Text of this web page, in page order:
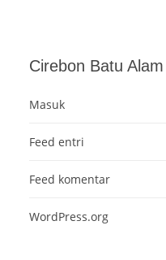
Cirebon Batu Alam
Masuk
Feed entri
Feed komentar
WordPress.org